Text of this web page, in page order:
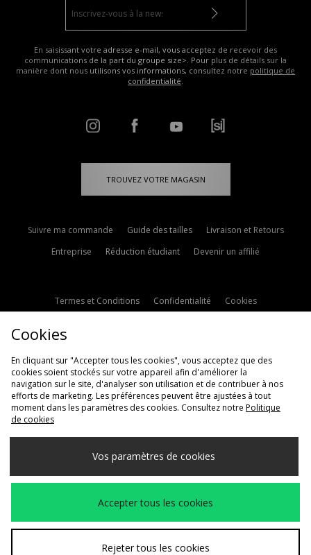
En saisissant votre adresse e-mail, vous acceptez de recevoir des
communications de la part du groupe size>. Pour plus de détails sur la
manière dont nous utilisons vos informations, consultez notre politique de
confidentialité.
TROUVEZ VOTRE MAGASIN
Suivre ma commande Guide des tailles
Livraison et Retours
Entreprise
Réduction étudiant Devenir un affilié
Termes et Conditions Confidentialité
Cookies
Politique d'avis en ligne
Livraison Vers
France
Nous acceptons les méthodes de paiement suivantes
Voir le site internet de l'entreprisewww.jdplc.com
Cookies
En cliquant sur "Accepter tous les cookies", vous acceptez que des
cookies soient stockés sur votre appareil afin d'améliorer la
navigation sur le site, d'analyser son utilisation et de contribuer à nos
efforts de marketing. Les préférences peuvent être ajustées à tout
moment dans les paramètres des cookies. Consultez notre Politique
de cookies
Vos paramètres de cookies
Accepter tous les cookies
Rejeter tous les cookies